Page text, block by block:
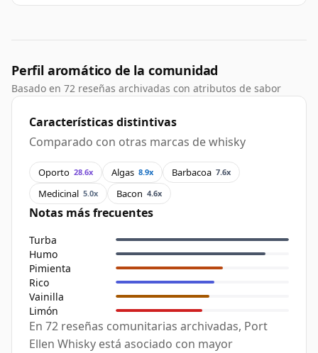
Perfil aromático de la comunidad
Basado en 72 reseñas archivadas con atributos de sabor
Características distintivas
Comparado con otras marcas de whisky
Oporto 28.6x Algas 8.9x Barbacoa 7.6x
Medicinal 5.0x Bacon 4.6x
Notas más frecuentes
Turba
Humo
Pimienta
Rico
Vainilla
Limón
En 72 reseñas comunitarias archivadas, Port
Ellen Whisky está asociado con mayor